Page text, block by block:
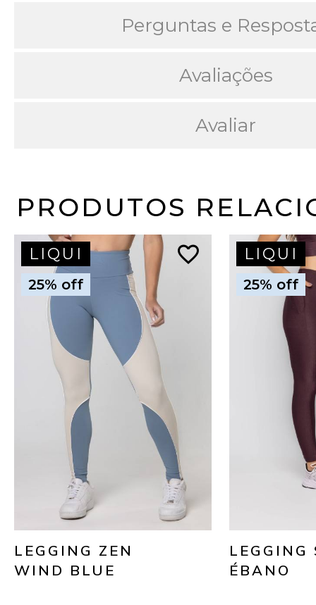
Perguntas e
Avaliações
Avaliar
PRODUTOS
LIQUI
25% off
favorite_border
LEGGING ZEN
WIND BLUE
LIQUI
25% off
LEGGING
ÉBANO